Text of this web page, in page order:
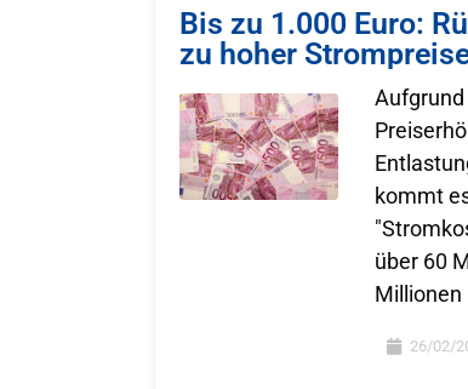
Bis zu 1.000 Euro:
zu hoher
kommt
über 60
Millionen
26/02/